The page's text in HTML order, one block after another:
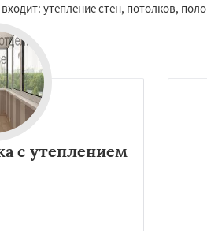
утепление стен, потолков,
с утеплением